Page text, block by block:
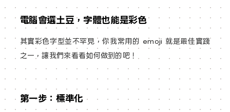
電腦會選土豆，字體也能是彩色
其實彩色字型並不罕見，你我常用的 emoji 就是最佳實踐
之一，讓我們來看看如何做到的吧！
第一步：標準化